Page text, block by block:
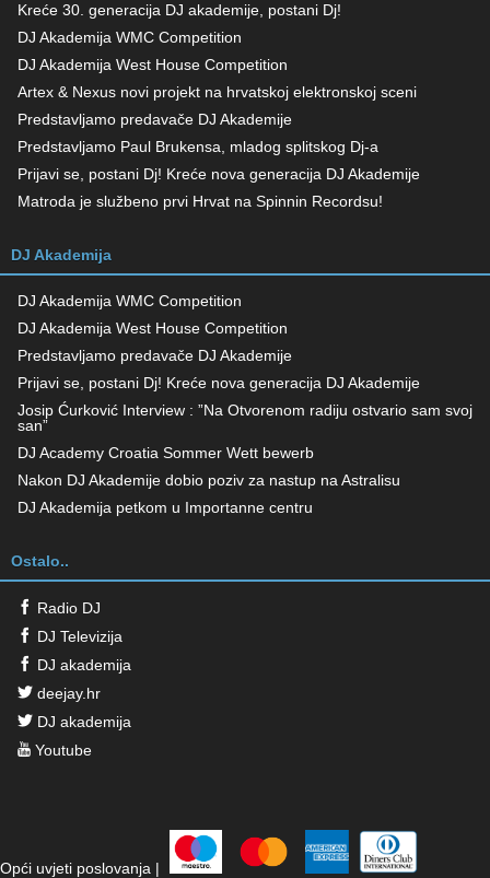
Kreće 30. generacija DJ akademije, postani Dj!
DJ Akademija WMC Competition
DJ Akademija West House Competition
Artex & Nexus novi projekt na hrvatskoj elektronskoj sceni
Predstavljamo predavače DJ Akademije
Predstavljamo Paul Brukensa, mladog splitskog Dj-a
Prijavi se, postani Dj! Kreće nova generacija DJ Akademije
Matroda je službeno prvi Hrvat na Spinnin Recordsu!
DJ Akademija
DJ Akademija WMC Competition
DJ Akademija West House Competition
Predstavljamo predavače DJ Akademije
Prijavi se, postani Dj! Kreće nova generacija DJ Akademije
Josip Ćurković Interview : ”Na Otvorenom radiju ostvario sam svoj
san”
DJ Academy Croatia Sommer Wett bewerb
Nakon DJ Akademije dobio poziv za nastup na Astralisu
DJ Akademija petkom u Importanne centru
Ostalo..
Radio DJ
DJ Televizija
DJ akademija
deejay.hr
DJ akademija
Youtube
Opći uvjeti poslovanja |